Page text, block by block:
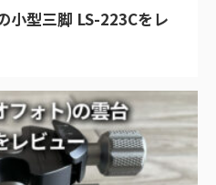
型三脚 LS-223Cをレ